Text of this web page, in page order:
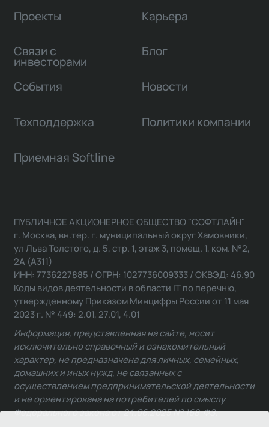
Проекты
Связи с
инвесторами
Карьера
Блог
События Новости
Техподдержка Политики компании
Приемная Softline
ПУБЛИЧНОЕ АКЦИОНЕРНОЕ ОБЩЕСТВО "СОФТЛАЙН"
г. Москва, вн.тер. г. муниципальный округ Хамовники,
ул Льва Толстого, д. 5, стр. 1, этаж 3, помещ. 1, ком. №2,
2А (А311)
ИНН: 7736227885 / ОГРН: 1027736009333 / ОКВЭД: 46.90
Коды видов деятельности в области IT по перечню,
утвержденному Приказом Минцифры России от 11 мая
2023 г. № 449: 2.01, 27.01, 4.01
Информация, представленная на сайте, носит
исключительно справочный и ознакомительный
характер, не предназначена для личных, семейных,
домашних и иных нужд, не связанных с
осуществлением предпринимательской деятельности
и не ориентирована на потребителей по смыслу
Федерального закона от 24.06.2025 № 168-ФЗ.